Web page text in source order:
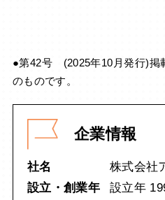
●第42号 (2025年10月発行)
のものです。
企業情報
社名
株式会社
設立・創業年
設立年